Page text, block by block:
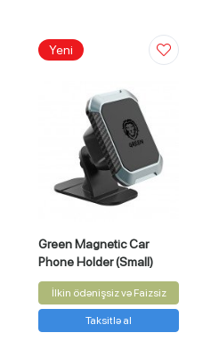
Yeni
Green Magnetic Car
Phone Holder (Small)
İlkin ödənişsiz və Faizsiz
Taksitlə al